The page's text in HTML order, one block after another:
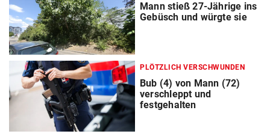
Mann stieß 27-Jährige ins
Gebüsch und würgte sie
PLÖTZLICH VERSCHWUNDEN
Bub (4) von Mann (72)
verschleppt und
festgehalten